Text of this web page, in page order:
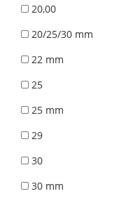
20,00
20/25/30 mm
22 mm
25
25 mm
29
30
30 mm